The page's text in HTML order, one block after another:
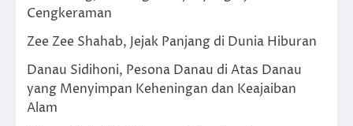
Cengkeraman
Zee Zee Shahab, Jejak Panjang di Dunia Hiburan
Danau Sidihoni, Pesona Danau di Atas Danau
yang Menyimpan Keheningan dan Keajaiban
Alam